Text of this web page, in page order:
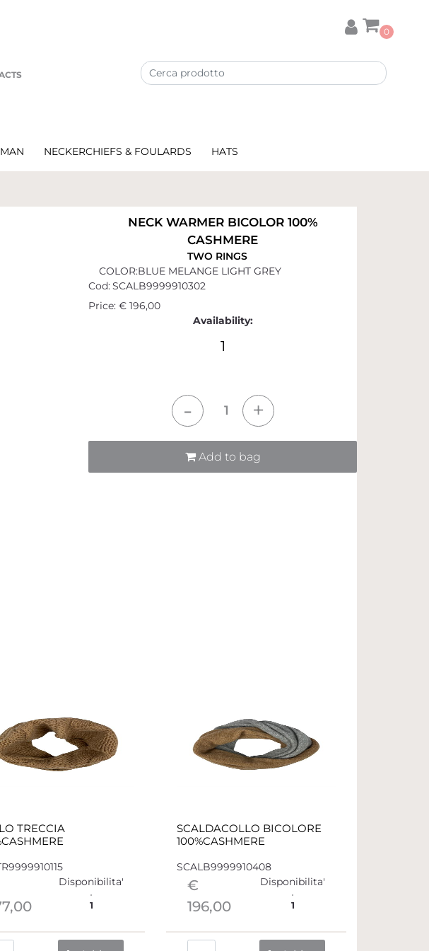
0
NECKERCHIEFS & FOULARDS HATS
NECK WARMER BICOLOR 100%
CASHMERE
TWO RINGS
COLOR:BLUE MELANGE LIGHT GREY
Cod:SCALB9999910302
Price: € 196,00
Availability:
1
Add to bag
TRECCIA
Disponibilita'
1
SCALDACOLLO BICOLORE
100%CASHMERE
SCALB9999910408
€
196,00
Disponibilita'
1